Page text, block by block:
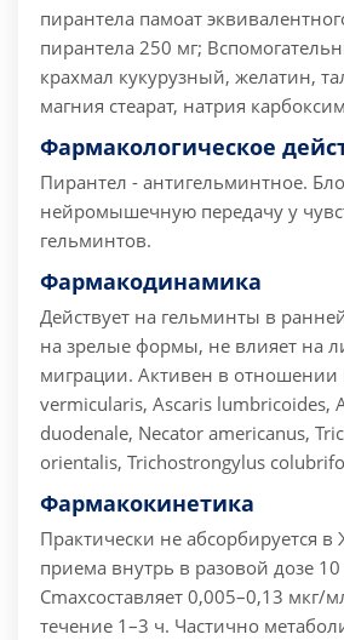
пирантела памоат
пирантела 250 мг;
крахмал кукурузный, желатин,
магния стеарат, натрия
Фармакологическое
Пирантел - антигельминтное.
нейромышечную передачу у
гельминтов.
Фармакодинамика
Действует на гельминты в
на зрелые формы, не влияет на
миграции. Активен в отношении
vermicularis, Ascaris lumbricoides,
duodenale, Necator americanus,
orientalis, Trichostrongylus
Фармакокинетика
Практически не абсорбируется в
приема внутрь в разовой дозе 10
Cmaxсоставляет 0,005–0,13 мкг/
течение 1–3 ч. Частично